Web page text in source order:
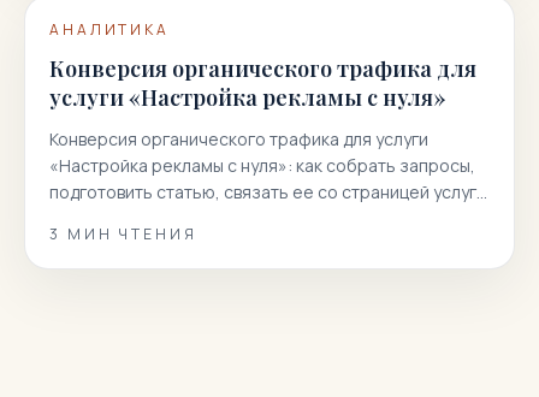
АНАЛИТИКА
Конверсия органического трафика для
услуги «Настройка рекламы с нуля»
Конверсия органического трафика для услуги
«Настройка рекламы с нуля»: как собрать запросы,
подготовить статью, связать ее со страницей услуги
3 МИН ЧТЕНИЯ